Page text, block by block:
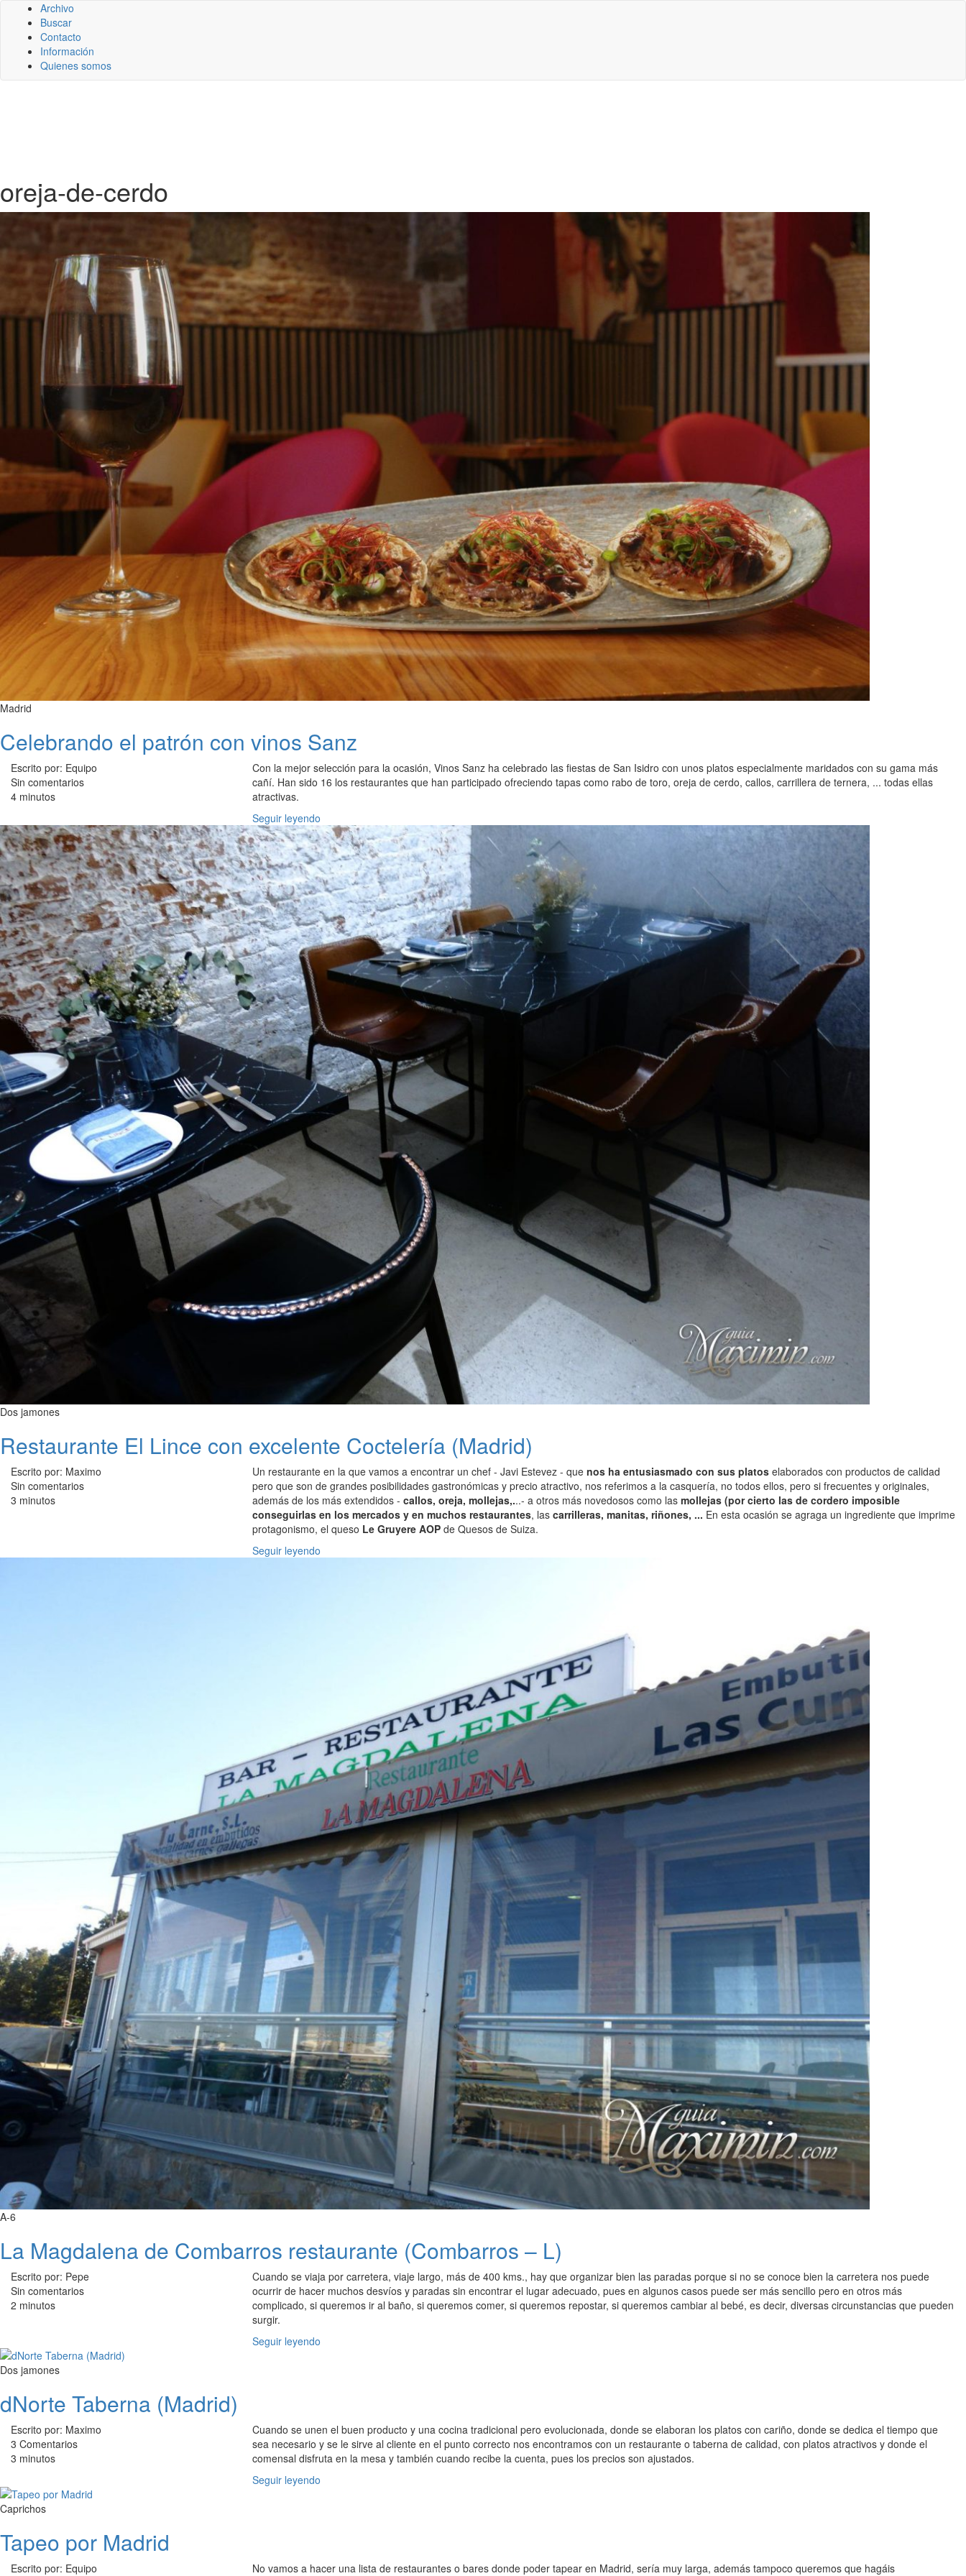
Archivo
Buscar
Contacto
Información
Quienes somos
oreja-de-cerdo
Madrid
Celebrando el patrón con vinos Sanz
Escrito por: Equipo
Sin comentarios
4 minutos
Con la mejor selección para la ocasión, Vinos Sanz ha celebrado las fiestas de San Isidro con unos platos especialmente maridados con su gama más
cañí. Han sido 16 los restaurantes que han participado ofreciendo tapas como rabo de toro, oreja de cerdo, callos, carrillera de ternera, ... todas ellas
atractivas.
Seguir leyendo
Dos jamones
Restaurante El Lince con excelente Coctelería (Madrid)
Escrito por: Maximo
Sin comentarios
3 minutos
Un restaurante en la que vamos a encontrar un chef - Javi Estevez - que nos ha entusiasmado con sus platos elaborados con productos de calidad
pero que son de grandes posibilidades gastronómicas y precio atractivo, nos referimos a la casquería, no todos ellos, pero si frecuentes y originales,
además de los más extendidos - callos, oreja, mollejas,...- a otros más novedosos como las mollejas (por cierto las de cordero imposible
conseguirlas en los mercados y en muchos restaurantes, las carrilleras, manitas, riñones, ... En esta ocasión se agraga un ingrediente que imprime
protagonismo, el queso Le Gruyere AOP de Quesos de Suiza.
Seguir leyendo
A-6
La Magdalena de Combarros restaurante (Combarros – L)
Escrito por: Pepe
Sin comentarios
2 minutos
Cuando se viaja por carretera, viaje largo, más de 400 kms., hay que organizar bien las paradas porque si no se conoce bien la carretera nos puede
ocurrir de hacer muchos desvíos y paradas sin encontrar el lugar adecuado, pues en algunos casos puede ser más sencillo pero en otros más
complicado, si queremos ir al baño, si queremos comer, si queremos repostar, si queremos cambiar al bebé, es decir, diversas circunstancias que pueden
surgir.
Seguir leyendo
Dos jamones
dNorte Taberna (Madrid)
Escrito por: Maximo
3 Comentarios
3 minutos
Cuando se unen el buen producto y una cocina tradicional pero evolucionada, donde se elaboran los platos con cariño, donde se dedica el tiempo que
sea necesario y se le sirve al cliente en el punto correcto nos encontramos con un restaurante o taberna de calidad, con platos atractivos y donde el
comensal disfruta en la mesa y también cuando recibe la cuenta, pues los precios son ajustados.
Seguir leyendo
Caprichos
Tapeo por Madrid
Escrito por: Equipo
No vamos a hacer una lista de restaurantes o bares donde poder tapear en Madrid, sería muy larga, además tampoco queremos que hagáis